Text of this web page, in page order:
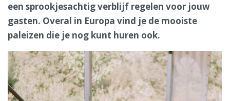
een sprookjesachtig verblijf regelen voor jouw
gasten. Overal in Europa vind je de mooiste
paleizen die je nog kunt huren ook.